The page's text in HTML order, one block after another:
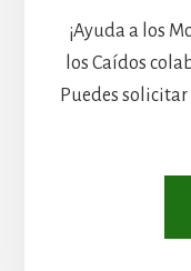
¡Ayuda a los
los Caídos
Puedes